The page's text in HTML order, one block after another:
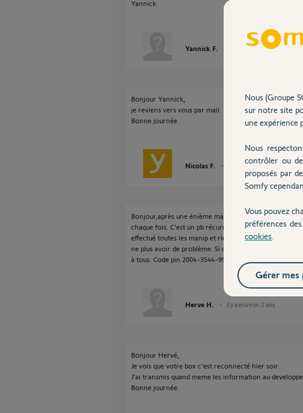
Yannick
Yannick F. il y a environ 2 ans
Bonjour Yannick,
je reviens vers vous par mail.
Bonne journée.
Nicolas F. il y a environ 2 ans
Bonjour,après une énième maj de ma tahoma Switch
chaque fois. C'est un pb récurrent, quelqu'un serait-il
effectué toutes les manip et rien n'y fait. Je vais finir
ne plus avoir de problème. Si quelqu'un peut me
à tous. Code pin 2004-3544-9906.
Herve H. il y a environ 2 ans
Bonjour Hervé,
Je vois que votre box c'est reconnecté hier soir.
J'ai transmis quand meme les information au
Bonne journée.
Nous (Groupe
sur notre site
une expérience
Nous
contrôler ou
proposés par
Somfy
Vous pouvez
préférences
cookies
Gérer mes